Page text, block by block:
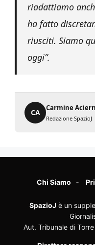
riadattiamo
ha fatto
riusciti. Siamo
oggi”.
CA
Carmine
Redazione SpazioJ
Chi Siamo
SpazioJ è un
Aut. Tribunale di